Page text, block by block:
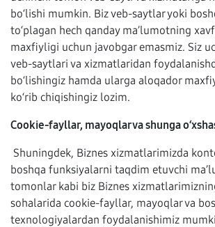
bo‘lishi mumkin. Biz veb-saytlar yoki
to‘plagan hech qanday ma’lumotning
maxfiyligi uchun javobgar emasmiz. Siz
veb-saytlari va xizmatlaridan
bo‘lishingiz hamda ularga aloqador
ko‘rib chiqishingiz lozim.
Cookie-fayllar, mayoqlar va shunga
Shuningdek, Biznes xizmatlarimizda
boshqa funksiyalarni taqdim etuvchi
tomonlar kabi biz Biznes
sohalarida cookie-fayllar, mayoqlar va
texnologiyalardan foydalanishimiz